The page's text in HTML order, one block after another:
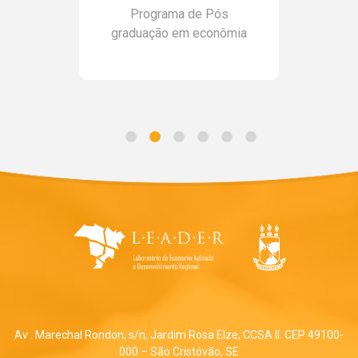
Programa de Pós
graduação em econômia
Av . Marechal Rondon, s/n, Jardim Rosa Elze, CCSA II. CEP 49100-
000 – São Cristóvão, SE